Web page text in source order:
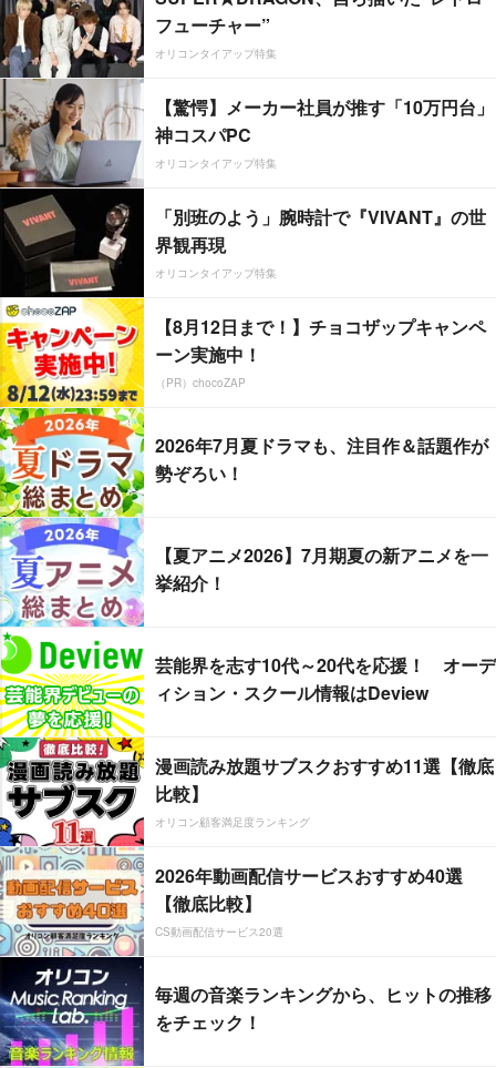
フューチャー”
オリコンタイアップ特集
【驚愕】メーカー社員が推す「10万円台」
神コスパPC
オリコンタイアップ特集
「別班のよう」腕時計で『VIVANT』の世
界観再現
オリコンタイアップ特集
【8月12日まで！】チョコザップキャンペ
ーン実施中！
（PR）chocoZAP
2026年7月夏ドラマも、注目作＆話題作が
勢ぞろい！
【夏アニメ2026】7月期夏の新アニメを一
挙紹介！
芸能界を志す10代～20代を応援！ オーデ
ィション・スクール情報はDeview
漫画読み放題サブスクおすすめ11選【徹底
比較】
オリコン顧客満足度ランキング
2026年動画配信サービスおすすめ40選
【徹底比較】
CS動画配信サービス20選
毎週の音楽ランキングから、ヒットの推移
をチェック！